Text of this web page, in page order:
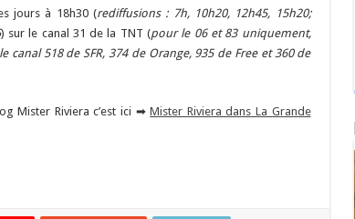
jours à 18h30 (rediffusions : 7h, 10h20, 12h45, 15h20;
) sur le canal 31 de la TNT (pour le 06 et 83 uniquement,
518 de SFR, 374 de Orange, 935 de Free et 360 de
Mister Riviera c’est ici ➡Mister Riviera dans La Grande